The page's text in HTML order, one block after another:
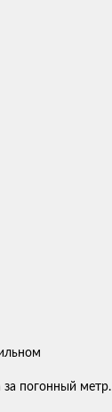
за погонный метр.